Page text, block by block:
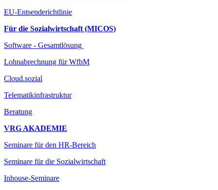
EU-Entsenderichtlinie
Für die Sozialwirtschaft (MICOS)
Software - Gesamtlösung
Lohnabrechnung für WfbM
Cloud.sozial
Telematikinfrastruktur
Beratung
VRG AKADEMIE
Seminare für den HR-Bereich
Seminare für die Sozialwirtschaft
Inhouse-Seminare